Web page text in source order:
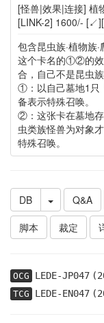
[怪兽|效果|连接] 植
[LINK-2] 1600/-
包含昆虫族·植物族
这个卡名的①②的效
合，自己不是昆虫族
①：以自己墓地1只
备表示特殊召唤。
②：这张卡在墓地存
虫类族怪兽为对象
特殊召唤。
DB Q&A
脚本
裁定
OCG LEDE-JP047
TCG LEDE-EN047